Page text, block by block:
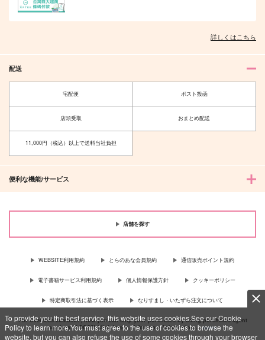
To provide you the best service, this website uses cookies.See our Cookie
Policy to learn more.You must agree to the use of cookies to browse the
website, but you can also refuse the use of some cookies through your browser
詳しくはこちら
配送
宅配便 ポスト投函
店頭受取 おまとめ配送
11,000円（税込）以上で送料当社負担
便利な機能/サービス
店舗を探す
WEBSITE利用規約 とらのあな会員規約 通信販売ポイント規約
電子書籍サービス利用規約 個人情報保護方針 クッキーポリシー
特定商取引法に基づく表示 なりすまし・いたずら注文について
For Overseas customer, now you can ship your purchases by using purchases agent
services “AOCS”! Click {more…} for more information …more